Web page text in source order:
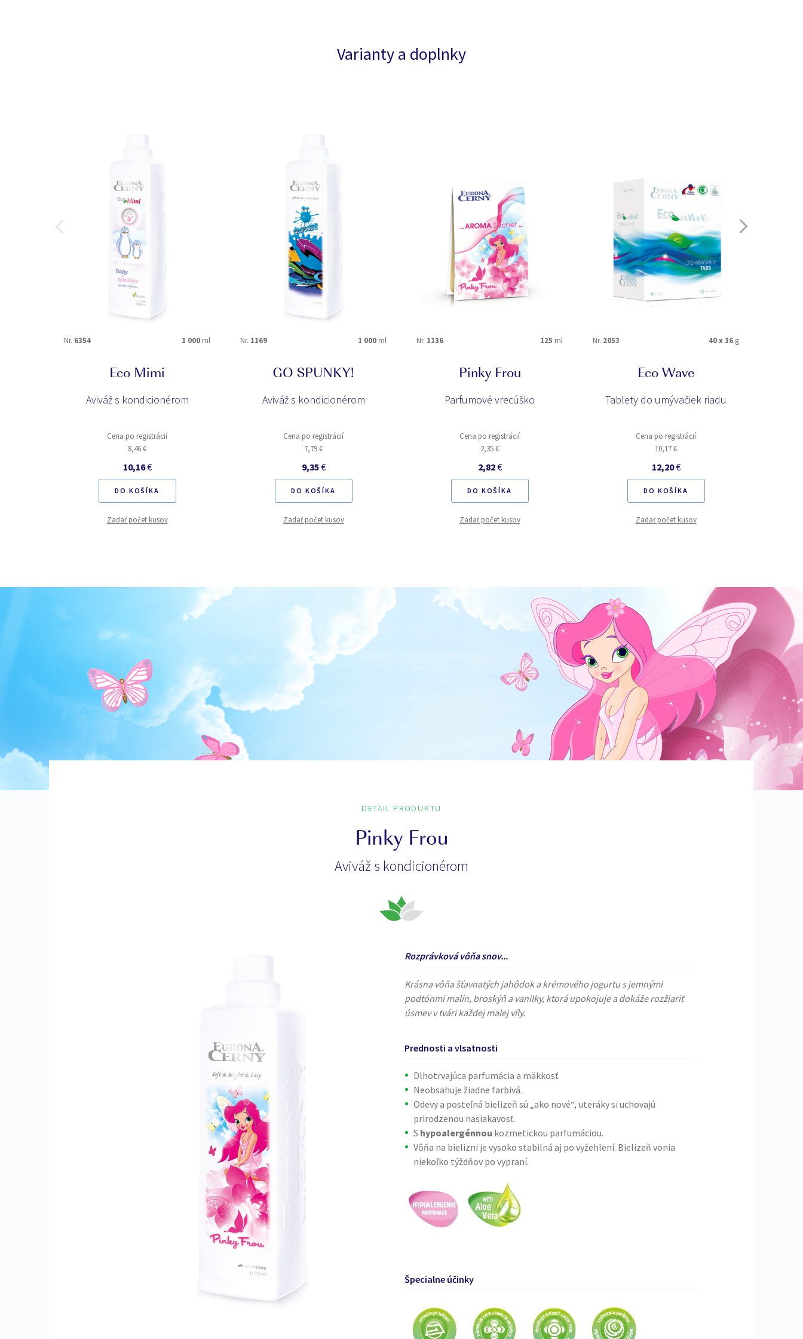
Varianty a doplnky
Nr. 6354 1 000 ml
Eco Mimi
Aviváž s kondicionérom
Cena po registrácií
8,46 €
10,16€
DO KOŠÍKA
Zadať počet kusov
Nr. 1169 1 000 ml
GO SPUNKY!
Aviváž s kondicionérom
Cena po registrácií
7,79 €
9,35€
DO KOŠÍKA
Zadať počet kusov
Nr. 1136 125 ml
Pinky Frou
Parfumové vrecúško
Cena po registrácií
2,35 €
2,82€
DO KOŠÍKA
Zadať počet kusov
Nr. 2053 40 x 16 g
Eco Wave
Tablety do umývačiek riadu
Cena po registrácií
10,17 €
12,20€
DO KOŠÍKA
Zadať počet kusov
DETAIL PRODUKTU
Pinky Frou
Aviváž s kondicionérom
Rozprávková vôňa snov...
Krásna vôňa šťavnatých jahôdok a krémového jogurtu s jemnými
podtónmi malín, broskýň a vanilky, ktorá upokojuje a dokáže rozžiariť
úsmev v tvári každej malej víly.
Prednosti a vlsatnosti
Dlhotrvajúca parfumácia a mäkkosť.
Neobsahuje žiadne farbivá.
Odevy a posteľná bielizeň sú „ako nové“, uteráky si uchovajú
prirodzenou nasiakavosť.
S hypoalergénnou kozmetickou parfumáciou.
Vôňa na bielizni je vysoko stabilná aj po vyžehlení. Bielizeň vonia
niekoľko týždňov po vypraní.
Špecialne účinky